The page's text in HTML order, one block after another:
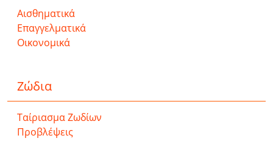
Αισθηματικά
Επαγγελματικά
Οικονομικά
Ζώδια
Ταίριασμα Ζωδίων
Προβλέψεις